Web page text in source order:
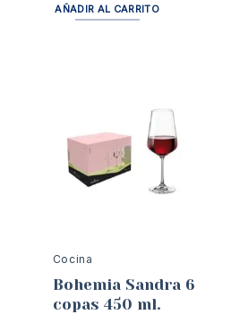
AÑADIR AL CARRITO
Cocina
Bohemia Sandra 6
copas 450 ml.